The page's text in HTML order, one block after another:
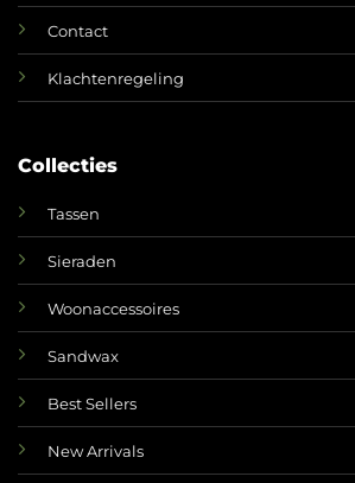
Contact
Klachtenregeling
Collecties
Tassen
Sieraden
Woonaccessoires
Sandwax
Best Sellers
New Arrivals